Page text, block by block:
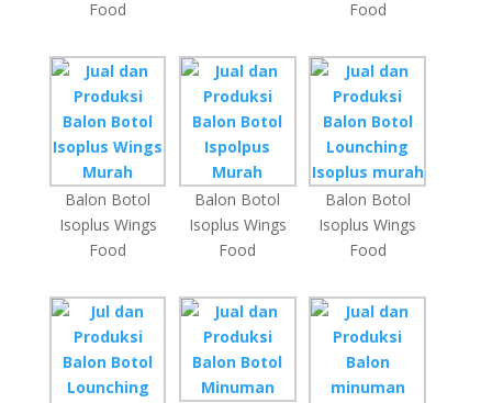
Food
Food
Balon Botol
Isoplus Wings
Food
Balon Botol
Isoplus Wings
Food
Balon Botol
Isoplus Wings
Food